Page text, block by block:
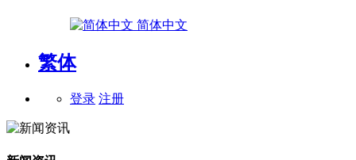
简体中文
繁体
登录 注册